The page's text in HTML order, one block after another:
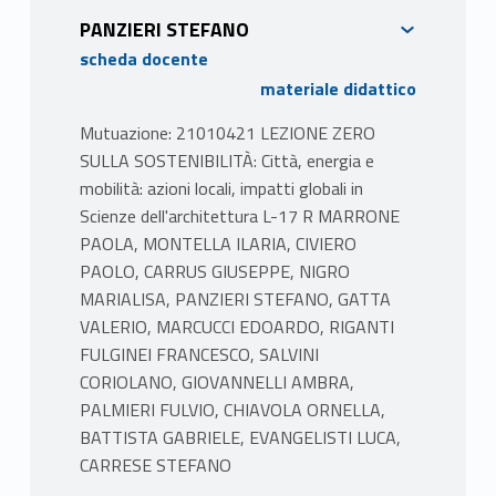
durante gli incontri – della presentazione
relativa al project-work.
TESTI ADOTTATI
articoli open access e dispense del docente
MODALITÀ FREQUENZA
consigliata ma non obbligatoria
MODALITÀ VALUTAZIONE
Modalità d’esame: La verifica degli
apprendimenti avverrà attraverso un esame
formato da test a scelta multipla. La
valutazione finale terrà conto della capacità
di identificare i principali modelli teorici e
risultati empirici nella dimensione umana dello
sviluppo sostenibile. Il voto finale sarà
attribuito in funzione del numero delle
risposte corrette nelle domande a scelta
PANZIERI STEFANO
scheda docente
materiale didattico
Mutuazione: 21010421 LEZIONE ZERO
SULLA SOSTENIBILITÀ: Città, energia e
mobilità: azioni locali, impatti globali in
Scienze dell'architettura L-17 R MARRONE
PAOLA, MONTELLA ILARIA, CIVIERO
PAOLO, CARRUS GIUSEPPE, NIGRO
MARIALISA, PANZIERI STEFANO, GATTA
VALERIO, MARCUCCI EDOARDO, RIGANTI
FULGINEI FRANCESCO, SALVINI
CORIOLANO, GIOVANNELLI AMBRA,
PALMIERI FULVIO, CHIAVOLA ORNELLA,
BATTISTA GABRIELE, EVANGELISTI LUCA,
CARRESE STEFANO